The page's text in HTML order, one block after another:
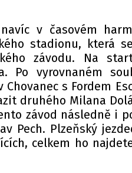
v časovém
stadionu, která
závodu. Na
Po vyrovnaném
s Fordem
druhého Milana
závod následně i
Pech. Plzeňský
celkem ho